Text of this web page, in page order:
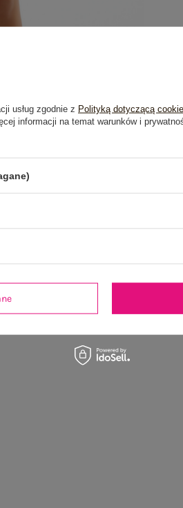
usług zgodnie z Polityką dotyczącą
informacji na temat warunków i